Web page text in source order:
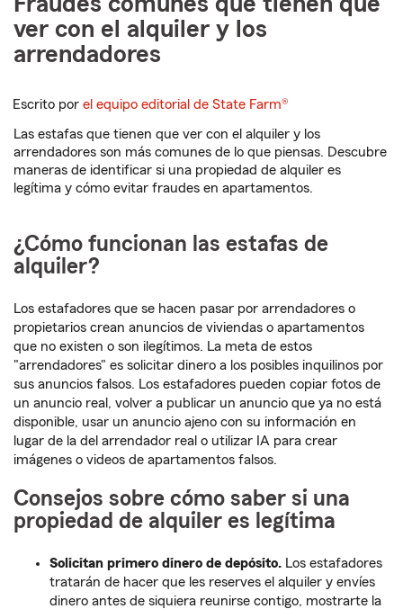
ver con el alquiler y los
arrendadores
Escrito porel equipo editorial de State Farm®
Las estafas que tienen que ver con el alquiler y los
arrendadores son más comunes de lo que piensas. Descubre
maneras de identificar si una propiedad de alquiler es
legítima y cómo evitar fraudes en apartamentos.
¿Cómo funcionan las estafas de
alquiler?
Los estafadores que se hacen pasar por arrendadores o
propietarios crean anuncios de viviendas o apartamentos
que no existen o son ilegítimos. La meta de estos
"arrendadores" es solicitar dinero a los posibles inquilinos por
sus anuncios falsos. Los estafadores pueden copiar fotos de
un anuncio real, volver a publicar un anuncio que ya no está
disponible, usar un anuncio ajeno con su información en
lugar de la del arrendador real o utilizar IA para crear
imágenes o videos de apartamentos falsos.
Consejos sobre cómo saber si una
propiedad de alquiler es legítima
Solicitan primero dinero de depósito. Los estafadores
tratarán de hacer que les reserves el alquiler y envíes
dinero antes de siquiera reunirse contigo, mostrarte la